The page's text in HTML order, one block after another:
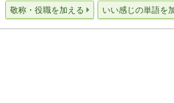
敬称・役職を加える いい感じの単語を